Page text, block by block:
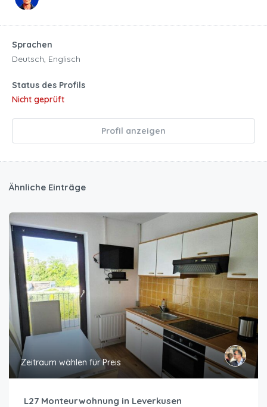
Sprachen
Deutsch, Englisch
Status des Profils
Nicht geprüft
Profil anzeigen
Ähnliche Einträge
Zeitraum wählen für Preis
L27 Monteurwohnung in Leverkusen